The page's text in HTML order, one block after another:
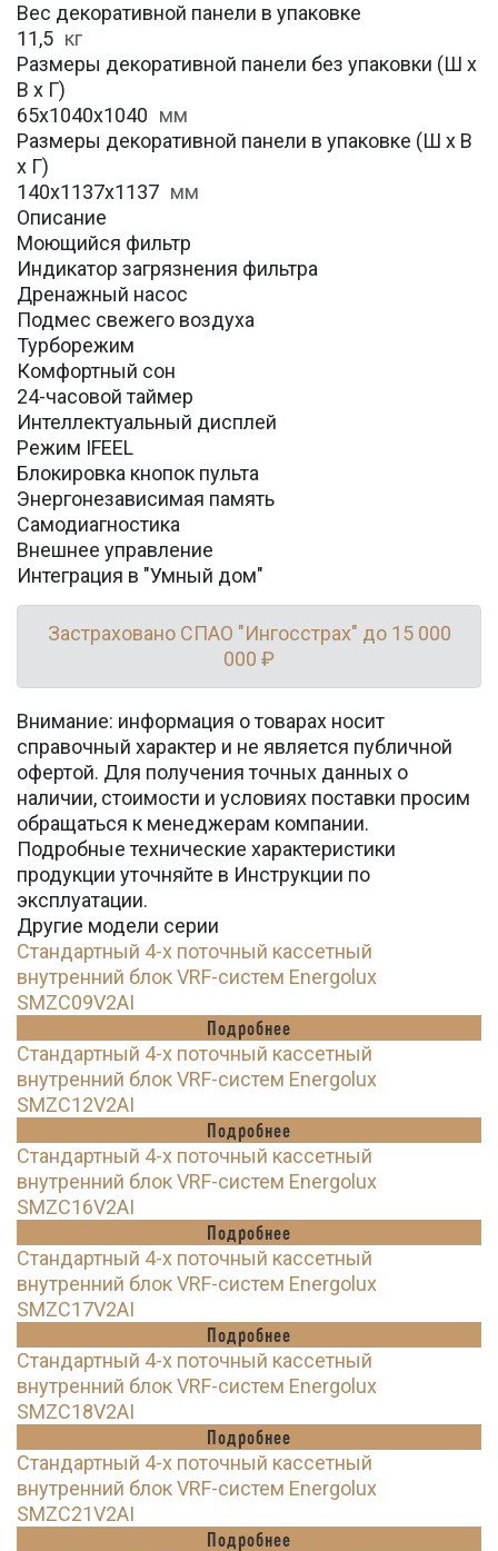
Вес декоративной панели в упаковке
11,5 кг
Размеры декоративной панели без упаковки (Ш х
В х Г)
65x1040x1040 мм
Размеры декоративной панели в упаковке (Ш х В
х Г)
140x1137x1137 мм
Описание
Моющийся фильтр
Индикатор загрязнения фильтра
Дренажный насос
Подмес свежего воздуха
Турборежим
Комфортный сон
24-часовой таймер
Интеллектуальный дисплей
Режим IFEEL
Блокировка кнопок пульта
Энергонезависимая память
Самодиагностика
Внешнее управление
Интеграция в "Умный дом"
Застраховано СПАО "Ингосстрах" до 15 000
000 ₽
Внимание: информация о товарах носит
справочный характер и не является публичной
офертой. Для получения точных данных о
наличии, стоимости и условиях поставки просим
обращаться к менеджерам компании.
Подробные технические характеристики
продукции уточняйте в Инструкции по
эксплуатации.
Другие модели серии
Стандартный 4-х поточный кассетный
внутренний блок VRF-систем Energolux
SMZC09V2AI
Подробнее
Стандартный 4-х поточный кассетный
внутренний блок VRF-систем Energolux
SMZC12V2AI
Подробнее
Стандартный 4-х поточный кассетный
внутренний блок VRF-систем Energolux
SMZC16V2AI
Подробнее
Стандартный 4-х поточный кассетный
внутренний блок VRF-систем Energolux
SMZC17V2AI
Подробнее
Стандартный 4-х поточный кассетный
внутренний блок VRF-систем Energolux
SMZC18V2AI
Подробнее
Стандартный 4-х поточный кассетный
внутренний блок VRF-систем Energolux
SMZC21V2AI
Подробнее